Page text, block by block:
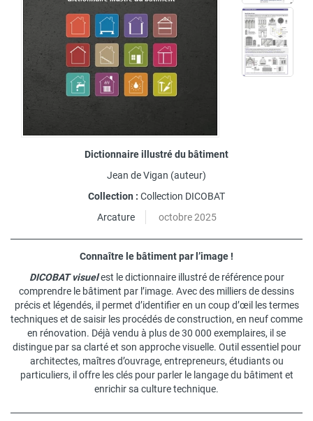
Dictionnaire illustré du bâtiment
Jean de Vigan (auteur)
Collection : Collection DICOBAT
Arcature
octobre 2025
Connaître le bâtiment par l’image !
DICOBAT visuel est le dictionnaire illustré de référence pour
comprendre le bâtiment par l’image. Avec des milliers de dessins
précis et légendés, il permet d’identifier en un coup d’œil les termes
techniques et de saisir les procédés de construction, en neuf comme
en rénovation. Déjà vendu à plus de 30 000 exemplaires, il se
distingue par sa clarté et son approche visuelle. Outil essentiel pour
architectes, maîtres d’ouvrage, entrepreneurs, étudiants ou
particuliers, il offre les clés pour parler le langage du bâtiment et
enrichir sa culture technique.